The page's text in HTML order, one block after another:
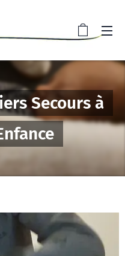
Secours à